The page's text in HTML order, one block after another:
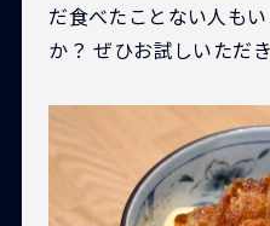
だ食べたことない人も
か？ ぜひお試しいただ